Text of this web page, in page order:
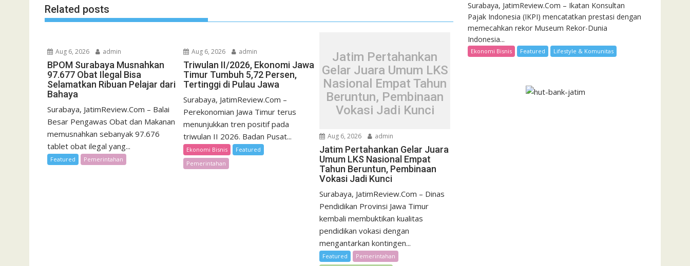
Related posts
Aug 6, 2026 admin
BPOM Surabaya Musnahkan
97.677 Obat Ilegal Bisa
Selamatkan Ribuan Pelajar dari
Bahaya
Surabaya, JatimReview.Com – Balai
Besar Pengawas Obat dan Makanan
memusnahkan sebanyak 97.676
tablet obat ilegal yang...
Featured Pemerintahan
Aug 6, 2026 admin
Triwulan II/2026, Ekonomi Jawa
Timur Tumbuh 5,72 Persen,
Tertinggi di Pulau Jawa
Surabaya, JatimReview.Com –
Perekonomian Jawa Timur terus
menunjukkan tren positif pada
triwulan II 2026. Badan Pusat...
Ekonomi Bisnis
Featured
Pemerintahan
Jatim Pertahankan
Gelar Juara Umum LKS
Nasional Empat Tahun
Beruntun, Pembinaan
Vokasi Jadi Kunci
Aug 6, 2026 admin
Jatim Pertahankan Gelar Juara
Umum LKS Nasional Empat
Tahun Beruntun, Pembinaan
Vokasi Jadi Kunci
Surabaya, JatimReview.Com – Dinas
Pendidikan Provinsi Jawa Timur
kembali membuktikan kualitas
pendidikan vokasi dengan
mengantarkan kontingen...
Featured
Pemerintahan
Surabaya, JatimReview.Com – Ikatan Konsultan
Pajak Indonesia (IKPI) mencatatkan prestasi dengan
memecahkan rekor Museum Rekor-Dunia
Indonesia...
Ekonomi Bisnis Featured Lifestyle & Komunitas